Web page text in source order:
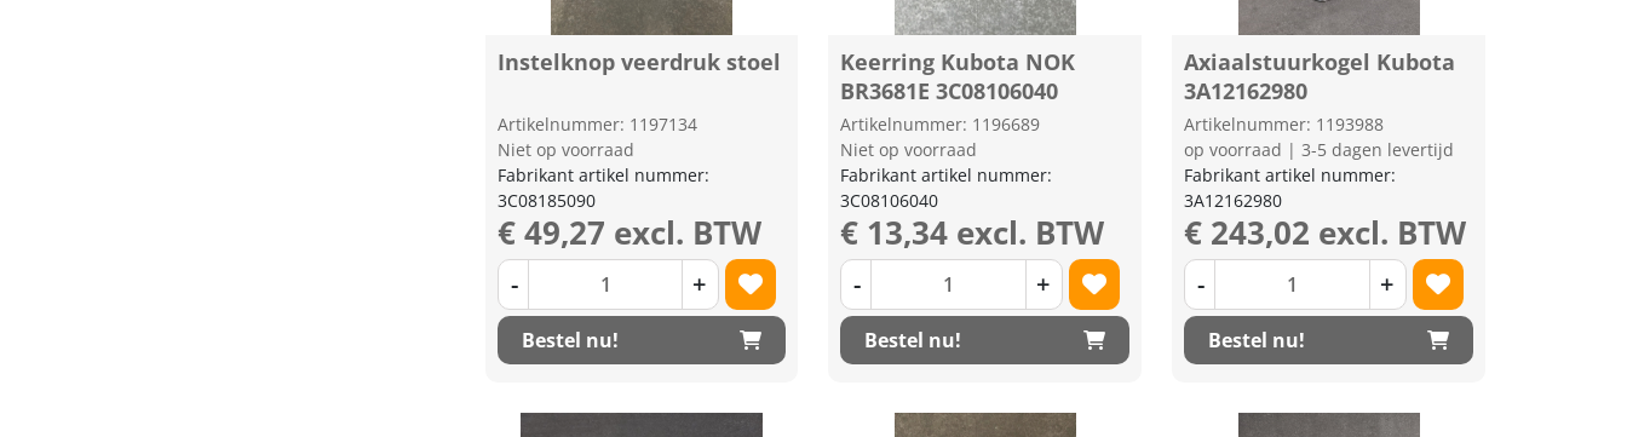
Instelknop veerdruk stoel
Artikelnummer: 1197134
Niet op voorraad
Fabrikant artikel nummer:
3C08185090
€ 49,27 excl. BTW
- +
Bestel nu!
Keerring Kubota NOK
BR3681E 3C08106040
Artikelnummer: 1196689
Niet op voorraad
Fabrikant artikel nummer:
3C08106040
€ 13,34 excl. BTW
- +
Bestel nu!
Axiaalstuurkogel Kubota
3A12162980
Artikelnummer: 1193988
op voorraad | 3-5 dagen levertijd
Fabrikant artikel nummer:
3A12162980
€ 243,02 excl. BTW
- +
Bestel nu!